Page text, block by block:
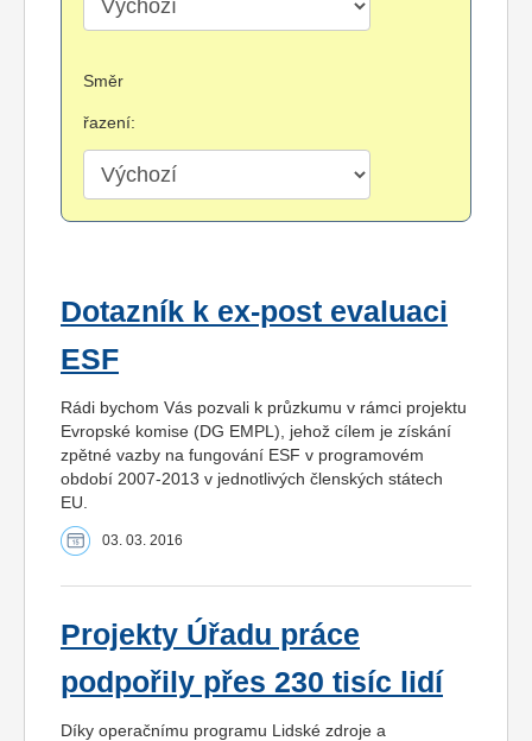
Směr
řazení:
Dotazník k ex-post evaluaci
ESF
Rádi bychom Vás pozvali k průzkumu v rámci projektu
Evropské komise (DG EMPL), jehož cílem je získání
zpětné vazby na fungování ESF v programovém
období 2007-2013 v jednotlivých členských státech
EU.
03. 03. 2016
Projekty Úřadu práce
podpořily přes 230 tisíc lidí
Díky operačnímu programu Lidské zdroje a